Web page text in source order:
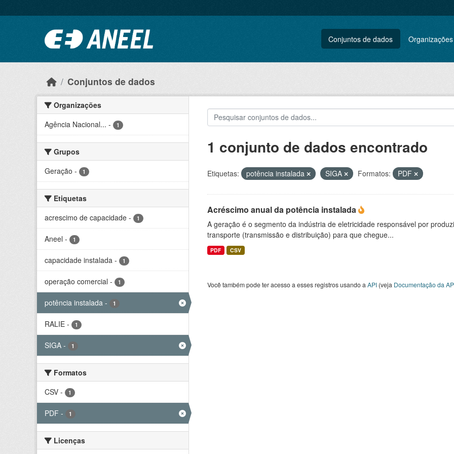
Conjuntos de dados Organizações
Conjuntos de dados
Organizações
Agência Nacional... - 1
Grupos
Geração - 1
Etiquetas
acrescimo de capacidade - 1
Aneel - 1
capacidade instalada - 1
operação comercial - 1
potência instalada - 1
RALIE - 1
SIGA - 1
Formatos
CSV - 1
PDF - 1
Licenças
1 conjunto de dados encontrado
Etiquetas: potência instalada SIGA Formatos: PDF
Acréscimo anual da potência instalada
A geração é o segmento da indústria de eletricidade responsável por
transporte (transmissão e distribuição) para que chegue...
PDF CSV
Você também pode ter acesso a esses registros usando a API(veja Documentação da